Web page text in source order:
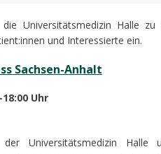
Universitätsmedizin Halle zu
und Interessierte ein.
Sachsen-Anhalt
Uhr
Universitätsmedizin Halle